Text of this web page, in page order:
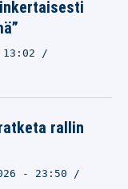
rallin
- 23:50